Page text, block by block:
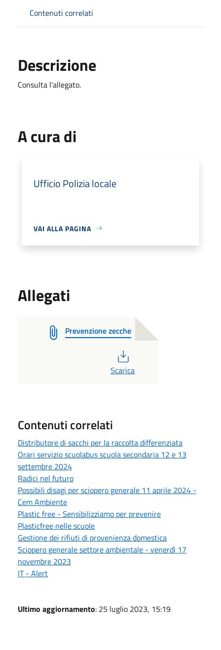
Contenuti correlati
Descrizione
Consulta l'allegato.
A cura di
Ufficio Polizia locale
VAI ALLA PAGINA
Allegati
Prevenzione zecche
Scarica
Contenuti correlati
Distributore di sacchi per la raccolta differenziata
Orari servizio scuolabus scuola secondaria 12 e 13
settembre 2024
Radici nel futuro
Possibili disagi per sciopero generale 11 aprile 2024 -
Cem Ambiente
Plastic free - Sensibilizziamo per prevenire
Plasticfree nelle scuole
Gestione dei rifiuti di provenienza domestica
Sciopero generale settore ambientale - venerdì 17
novembre 2023
IT - Alert
Ultimo aggiornamento: 25 luglio 2023, 15:19